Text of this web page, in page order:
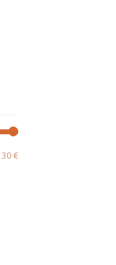
Minimihinta
Maksimihinta
30 €